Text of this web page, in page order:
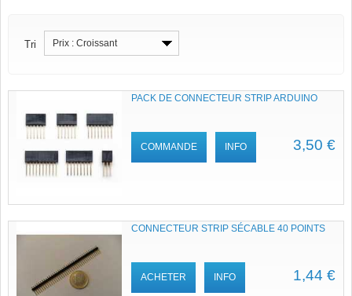
Tri Prix : Croissant
PACK DE CONNECTEUR STRIP ARDUINO
3,50 €
COMMANDE INFO
CONNECTEUR STRIP SÉCABLE 40 POINTS
1,44 €
ACHETER INFO